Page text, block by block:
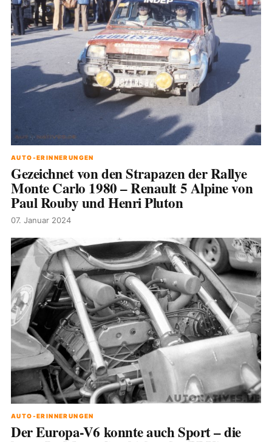
AUTO-ERINNERUNGEN
Gezeichnet von den Strapazen der Rallye
Monte Carlo 1980 – Renault 5 Alpine von
Paul Rouby und Henri Pluton
07. Januar 2024
AUTO-ERINNERUNGEN
Der Europa-V6 konnte auch Sport – die